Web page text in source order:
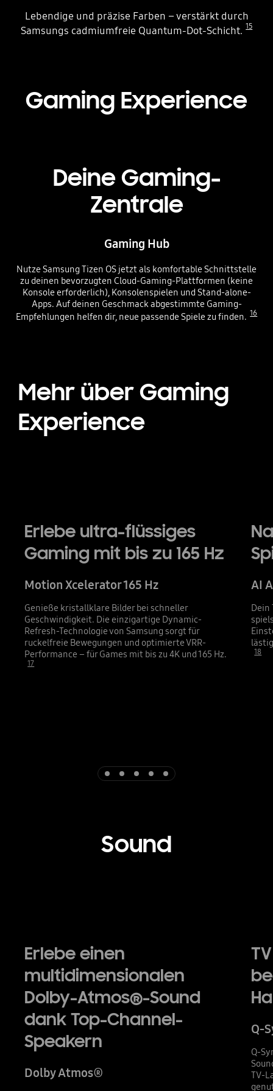
Lebendige und präzise Farben – verstärkt durch
Samsungs cadmiumfreie Quantum-Dot-Schicht. 15
Gaming Experience
Deine Gaming-
Zentrale
Gaming Hub
Nutze Samsung Tizen OS jetzt als komfortable Schnittstelle
zu deinen bevorzugten Cloud-Gaming-Plattformen (keine
Konsole erforderlich), Konsolenspielen und Stand-alone-
Apps. Auf deinen Geschmack abgestimmte Gaming-
Empfehlungen helfen dir, neue passende Spiele zu finden. 16
Mehr über Gaming
Experience
Erlebe ultra-flüssiges
Gaming mit bis zu 165 Hz
Motion Xcelerator 165 Hz
Genieße kristallklare Bilder bei schneller
Geschwindigkeit. Die einzigartige Dynamic-
Refresh-Technologie von Samsung sorgt für
ruckelfreie Bewegungen und optimierte VRR-
Performance – für Games mit bis zu 4K und 165 Hz.
17
AI
Dein
18
Sound
Erlebe einen
multidimensionalen
Dolby-Atmos®-Sound
dank Top-Channel-
Speakern
Dolby Atmos®
Q-
Q-
TV-